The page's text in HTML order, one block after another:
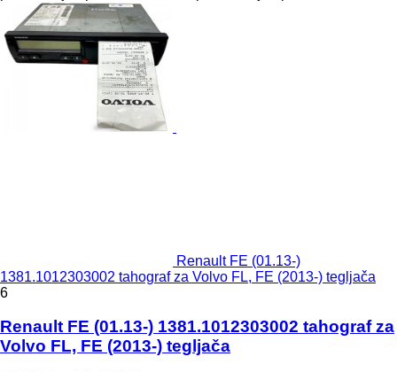
Renault FE (01.13-)
1381.1012303002 tahograf za Volvo FL, FE (2013-) tegljača
6
Renault FE (01.13-) 1381.1012303002 tahograf za
Volvo FL, FE (2013-) tegljača